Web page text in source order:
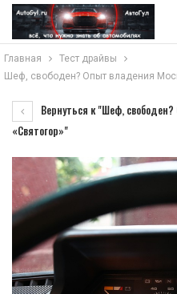
Главная
Тест драйвы
Шеф, свободен? Опыт владения
Вернуться к "Шеф,
«Святогор»"